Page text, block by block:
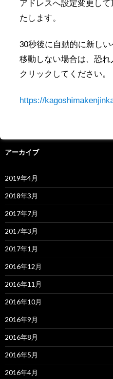
アドレスへ設定変更し
たします。
30秒後に自動的に新しい
移動しない場合は、恐
クリックしてください。
https://
薬丸野太刀自顕流
1月～4月鹿児島物産展等情報
アーカイブ
2019年4月
2018年3月
2017年7月
2017年3月
2017年1月
2016年12月
2016年11月
2016年10月
2016年9月
2016年8月
2016年5月
2016年4月